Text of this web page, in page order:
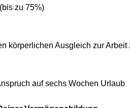
zu 75%)
körperlichen Ausgleich zur Arbeit
auf sechs Wochen Urlaub